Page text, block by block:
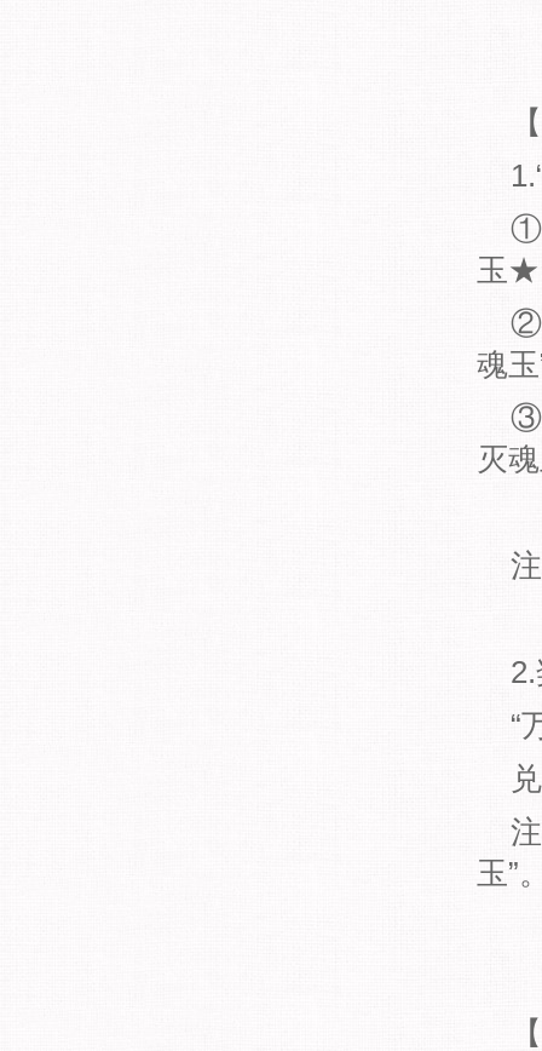
【
①
玉
②
魂
③
灭
注
2.
“
兑
注
玉”
【